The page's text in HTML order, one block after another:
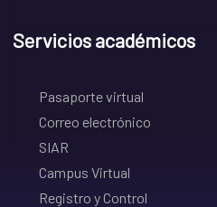
Servicios académicos
Pasaporte virtual
Correo electrónico
SIAR
Campus Virtual
Registro y Control